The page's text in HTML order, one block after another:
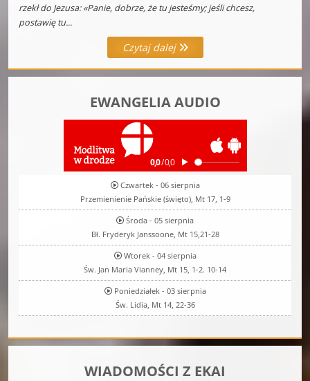
rzekł do Jezusa: «Panie, dobrze, że tu jesteśmy; jeśli chcesz,
postawię tu...
Czytaj dalej
EWANGELIA AUDIO
Czwartek - 06 sierpnia
Przemienienie Pańskie (święto), Mt 17, 1-9
Środa - 05 sierpnia
Bł. Fryderyk Janssoone, Mt 15,21-28
Wtorek - 04 sierpnia
Św. Jan Maria Vianney, Mt 15, 1-2. 10-14
Poniedziałek - 03 sierpnia
Św. Lidia, Mt 14, 22-36
WIADOMOŚCI Z EKAI